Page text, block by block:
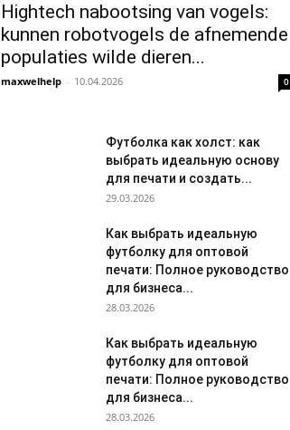
Hightech nabootsing van vogels:
kunnen robotvogels de afnemende
populaties wilde dieren...
maxwelhelp - 10.04.2026 0
Футболка как холст: как
выбрать идеальную основу
для печати и создать...
29.03.2026
Как выбрать идеальную
футболку для оптовой
печати: Полное руководство
для бизнеса...
28.03.2026
Как выбрать идеальную
футболку для оптовой
печати: Полное руководство
для бизнеса...
28.03.2026